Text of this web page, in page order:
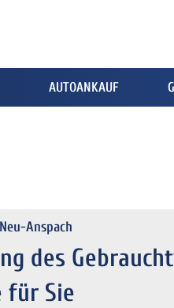
AUTOANKAUF
Anspach
des
für Sie